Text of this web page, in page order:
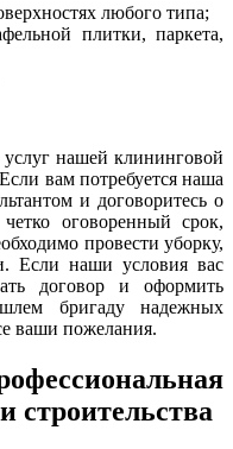
любого типа;
плитки, паркета,
нашей клининговой
вам потребуется наша
и договоритесь о
оговоренный срок,
провести уборку,
Если наши условия вас
договор и оформить
бригаду надежных
ваши пожелания.
строительства